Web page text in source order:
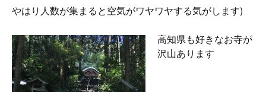
やはり人数が集まると空気がワヤワヤする気がします)
高知県も好きなお寺が
沢山あります